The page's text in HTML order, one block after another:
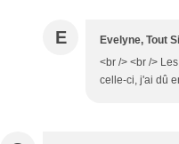
E Evelyne, Tout
<br /> <br />
celle-ci, j'ai dû